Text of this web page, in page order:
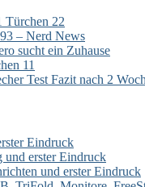
Türchen 22
– Nerd News
sucht ein Zuhause
11
Test Fazit nach 2
Eindruck
und erster Eindruck
und erster Eindruck